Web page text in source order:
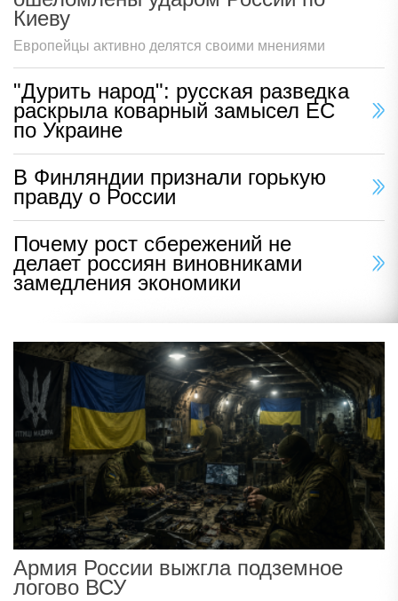
Киеву
Европейцы активно делятся своими мнениями
"Дурить народ": русская разведка
раскрыла коварный замысел ЕС
по Украине
В Финляндии признали горькую
правду о России
Почему рост сбережений не
делает россиян виновниками
замедления экономики
Армия России выжгла подземное
логово ВСУ